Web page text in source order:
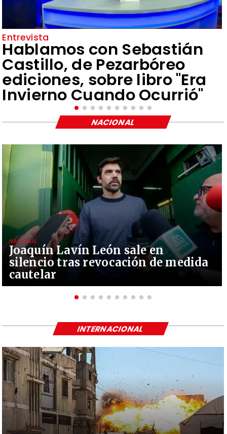
Entrevista
Hablamos con Sebastián
Castillo, de Pezarbóreo
ediciones, sobre libro "Era
Invierno Cuando Ocurrió"
Joaquín Lavín León sale en
silencio tras revocación de medida
cautelar
NACIONAL
NACIONAL
INTERNACIONAL